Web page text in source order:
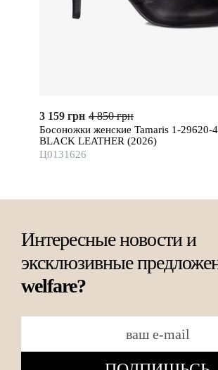
3 159 грн 4 850 грн
Босоножки женские Tamaris 1-29620-
BLACK LEATHER (2026)
Ц0131626
Интересные новости и
эксклюзивные
welfare?